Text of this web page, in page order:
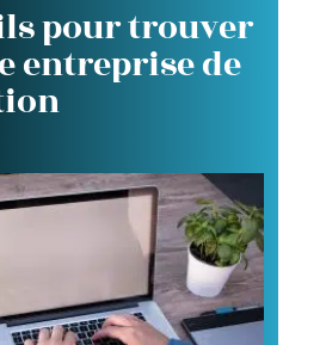
pour trouver
entreprise de